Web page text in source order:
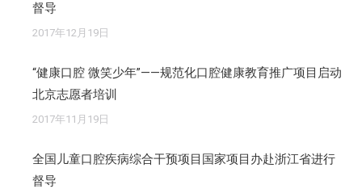
督导
2017年12月19日
“健康口腔 微笑少年”——规范化口腔健康教育推广项目启动
北京志愿者培训
2017年11月19日
全国儿童口腔疾病综合干预项目国家项目办赴浙江省进行
督导